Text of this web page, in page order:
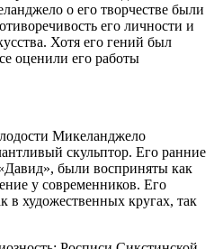
о его творчестве были
его личности и
Хотя его гений был
оценили его работы
Микеланджело
скульптор. Его ранние
были восприняты как
у современников. Его
в художественных кругах, так